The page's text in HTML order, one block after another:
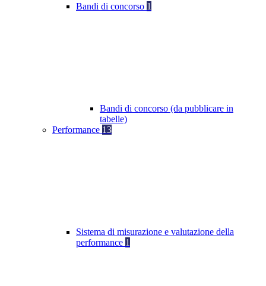
Bandi di concorso 1
Bandi di concorso (da pubblicare in
tabelle)
Performance 13
Sistema di misurazione e valutazione della
performance 1